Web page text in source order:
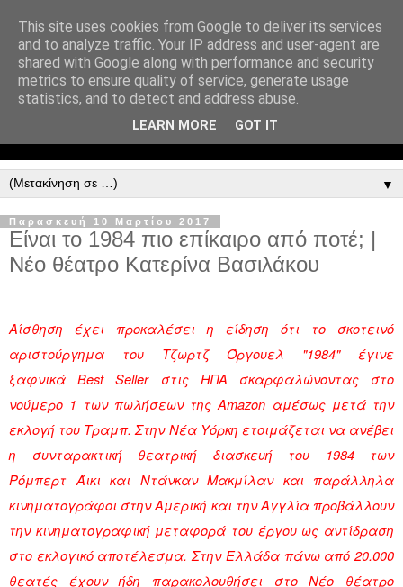
▼
Παρασκευή 10 Μαρτίου 2017
Είναι το 1984 πιο επίκαιρο από ποτέ; |
Νέο θέατρο Κατερίνα Βασιλάκου
Αίσθηση έχει προκαλέσει η είδηση ότι το σκοτεινό
αριστούργημα του Τζωρτζ Όργουελ "1984" έγινε
ξαφνικά Best Seller στις ΗΠΑ σκαρφαλώνοντας στο
νούμερο 1 των πωλήσεων της Amazon αμέσως μετά την
εκλογή του Τραμπ. Στην Νέα Υόρκη ετοιμάζεται να ανέβει
η συνταρακτική θεατρική διασκευή του 1984 των
Ρόμπερτ Άικι και Ντάνκαν Μακμίλαν και παράλληλα
κινηματογράφοι στην Αμερική και την Αγγλία προβάλλουν
την κινηματογραφική μεταφορά του έργου ως αντίδραση
στο εκλογικό αποτέλεσμα. Στην Ελλάδα πάνω από 20.000
θεατές έχουν ήδη παρακολουθήσει στο Νέο θέατρο
This site uses cookies from Google to deliver its services
and to analyze traffic. Your IP address and user-agent are
shared with Google along with performance and security
metrics to ensure quality of service, generate usage
statistics, and to detect and address abuse.
LEARN MORE GOT IT